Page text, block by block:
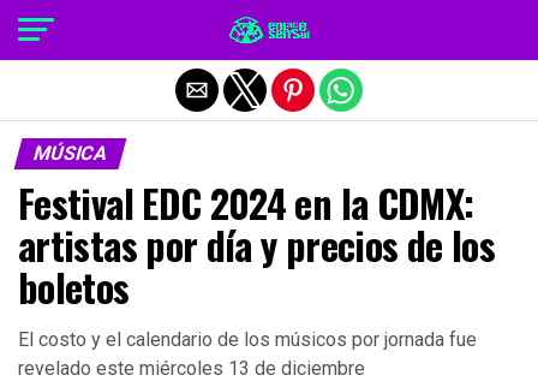
MÚSICA
Festival EDC 2024 en la CDMX:
artistas por día y precios de los
boletos
El costo y el calendario de los músicos por jornada fue
revelado este miércoles 13 de diciembre
Salir de la versión móvil